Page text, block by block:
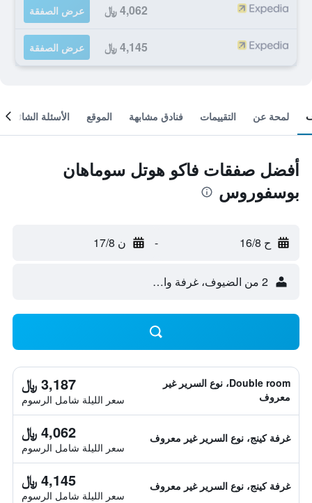
4,062 ﷼ عرض الصفقة
4,145 ﷼ عرض الصفقة
لمحة عن التقييمات فنادق مشابهة الموقع الأسئلة الشائعة
أفضل صفقات فاكو هوتل سوماهان
بوسفوروس
ح 16/8 - ن 17/8
2 من الضيوف، غرفة واحدة
Double room، نوع السرير غير
معروف
3,187 ﷼
سعر الليلة شامل الرسوم
غرفة كينج، نوع السرير غير معروف 4,062 ﷼
سعر الليلة شامل الرسوم
غرفة كينج، نوع السرير غير معروف 4,145 ﷼
سعر الليلة شامل الرسوم